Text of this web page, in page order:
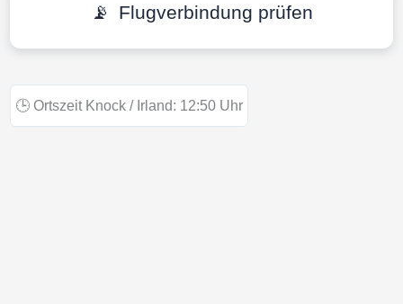
📡 Flugverbindung prüfen
🕒 Ortszeit Knock / Irland: 12:50 Uhr